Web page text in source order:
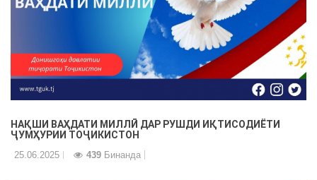
НАҚШИ ВАҲДАТИ МИЛЛӢ ДАР РУШДИ ИҚТИСОДИЁТИ
ҶУМҲУРИИ ТОҶИКИСТОН
25.06.2025 439 Бинанда